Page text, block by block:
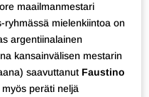
maailmanmestari
ryhmässä mielenkiintoa on
argentiinalainen
kansainvälisen mestarin
saavuttanut Faustino
peräti neljä